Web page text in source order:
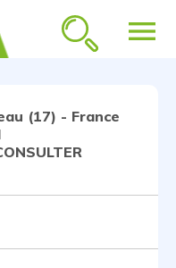
menu
(17) - France